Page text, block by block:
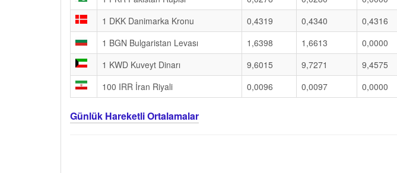
1 DKK Danimarka Kronu
0,4319 0,4340 0,4316
1 BGN Bulgaristan Levası
1,6398 1,6613 0,0000
1 KWD Kuveyt Dinarı
9,6015 9,7271 9,4575
100 IRR İran Riyali
0,0096 0,0097 0,0000
Günlük Hareketli Ortalamalar